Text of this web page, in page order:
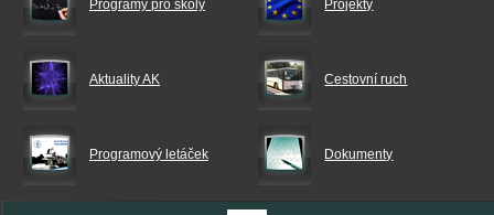
Programy pro školy Projekty
Aktuality AK Cestovní ruch
Programový letáček Dokumenty